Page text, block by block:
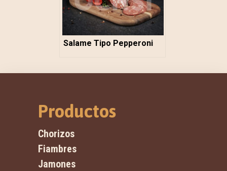
Salame Tipo Pepperoni
Productos
Chorizos
Fiambres
Jamones